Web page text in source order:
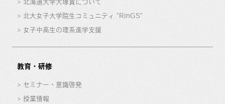
北海道大学大塚賞について
北大女子大学院生コミュニティ “RinGS”
女子中高生の理系進学支援
教育・研修
セミナー・意識啓発
授業情報